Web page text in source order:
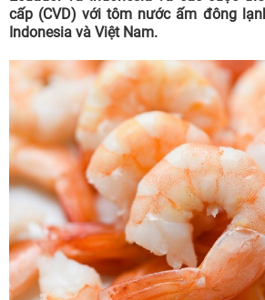
cấp (CVD) với tôm nước ấm đông
Indonesia và Việt Nam.